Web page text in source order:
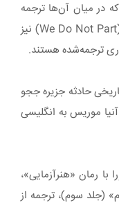
در میان آن‌ها ترجمه‌
انگلیسی رمان «ما از هم جدا نمی‌شویم» (We Do Not Part) نیز
ترجمه‌شده هستند.
حادثه‌ جزیره‌ ججو
موریس به انگلیسی
با رمان «هنرآزمایی»،
(جلد سوم)، ترجمه از